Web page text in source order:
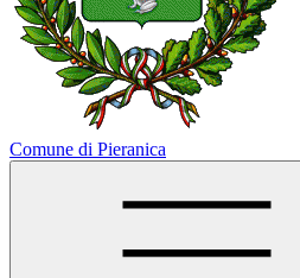
Comune di Pieranica